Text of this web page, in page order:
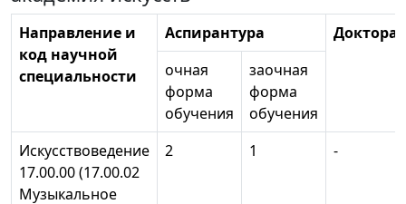
Направление и
код научной
специальности
Аспирантура
очная
форма
обучения
заочная
форма
обучения
Искусствоведение
17.00.00 (17.00.02
Музыкальное
2 1 -